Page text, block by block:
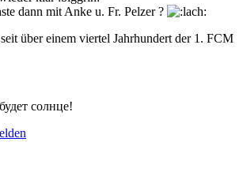
dann mit Anke u. Fr. Pelzer ?
über einem viertel Jahrhundert der 1. FCM
солнце!